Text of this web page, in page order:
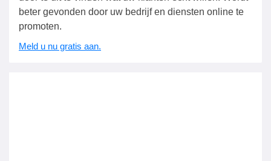
beter gevonden door uw bedrijf en diensten online te
promoten.
Meld u nu gratis aan.